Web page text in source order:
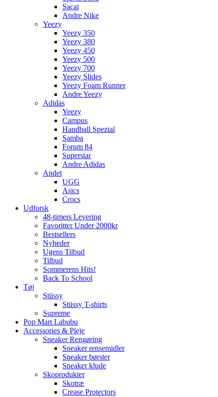
Sacai
Andre Nike
Yeezy
Yeezy 350
Yeezy 380
Yeezy 450
Yeezy 500
Yeezy 700
Yeezy Slides
Yeezy Foam Runner
Andre Yeezy
Adidas
Yeezy
Campus
Handball Spezial
Samba
Forum 84
Superstar
Andre Adidas
Andet
UGG
Asics
Crocs
Udforsk
48-timers Levering
Favoritter Under 2000kr
Bestsellers
Nyheder
Ugens Tilbud
Tilbud
Sommerens Hits!
Back To School
Tøj
Stüssy
Stüssy T-shirts
Supreme
Pop Mart Labubu
Accessories & Pleje
Sneaker Rengøring
Sneaker rensemidler
Sneaker børster
Sneaker klude
Skoprodukter
Skotræ
Crease Protectors